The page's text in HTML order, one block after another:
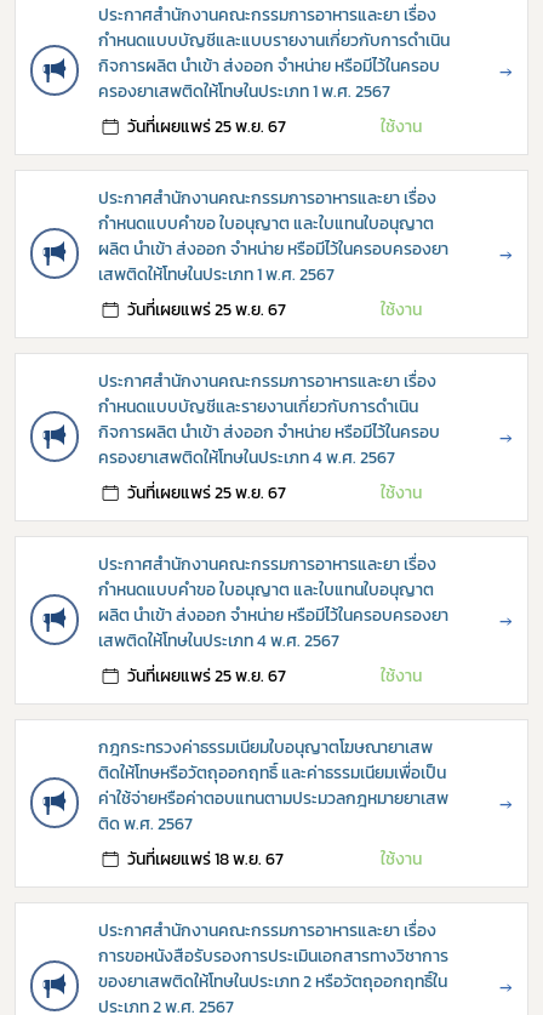
ประกาศสำนักงานคณะกรรมการอาหารและยา เรื่อง
กำหนดแบบบัญชีและแบบรายงานเกี่ยวกับการดำเนิน
กิจการผลิต นำเข้า ส่งออก จำหน่าย หรือมีไว้ในครอบ
ครองยาเสพติดให้โทษในประเภท 1 พ.ศ. 2567
วันที่เผยแพร่ 25 พ.ย. 67
ใช้งาน
→
ประกาศสำนักงานคณะกรรมการอาหารและยา เรื่อง
กำหนดแบบคำขอ ใบอนุญาต และใบแทนใบอนุญาต
ผลิต นำเข้า ส่งออก จำหน่าย หรือมีไว้ในครอบครองยา
เสพติดให้โทษในประเภท 1 พ.ศ. 2567
วันที่เผยแพร่ 25 พ.ย. 67
ใช้งาน
→
ประกาศสำนักงานคณะกรรมการอาหารและยา เรื่อง
กำหนดแบบบัญชีและรายงานเกี่ยวกับการดำเนิน
กิจการผลิต นำเข้า ส่งออก จำหน่าย หรือมีไว้ในครอบ
ครองยาเสพติดให้โทษในประเภท 4 พ.ศ. 2567
วันที่เผยแพร่ 25 พ.ย. 67
ใช้งาน
→
ประกาศสำนักงานคณะกรรมการอาหารและยา เรื่อง
กำหนดแบบคำขอ ใบอนุญาต และใบแทนใบอนุญาต
ผลิต นำเข้า ส่งออก จำหน่าย หรือมีไว้ในครอบครองยา
เสพติดให้โทษในประเภท 4 พ.ศ. 2567
วันที่เผยแพร่ 25 พ.ย. 67
ใช้งาน
→
กฎกระทรวงค่าธรรมเนียมใบอนุญาตโฆษณายาเสพ
ติดให้โทษหรือวัตถุออกฤทธิ์ และค่าธรรมเนียมเพื่อเป็น
ค่าใช้จ่ายหรือค่าตอบแทนตามประมวลกฎหมายยาเสพ
ติด พ.ศ. 2567
วันที่เผยแพร่ 18 พ.ย. 67
ใช้งาน
→
ประกาศสำนักงานคณะกรรมการอาหารและยา เรื่อง
การขอหนังสือรับรองการประเมินเอกสารทางวิชาการ
ของยาเสพติดให้โทษในประเภท 2 หรือวัตถุออกฤทธิ์ใน
ประเภท 2 พ.ศ. 2567
→
Subscribe
เลือกหัวข้อที่ท่านต้องการ Subscribe
กฎหมาย
การขออนุญาต
ข่าวประชาสัมพันธ์